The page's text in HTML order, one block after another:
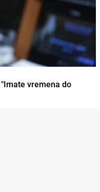
vremena do